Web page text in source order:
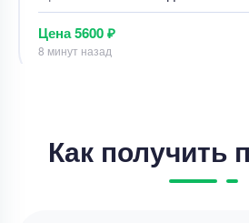
Курсовая работа
Срок выполнения
Как получить